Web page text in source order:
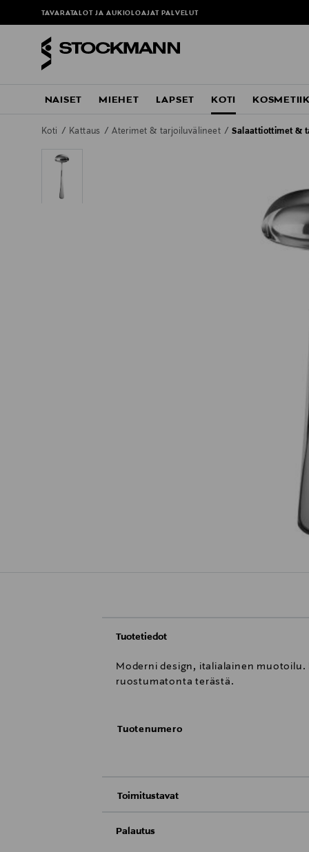
TAVARATALOT JA AUKIOLOAJAT PALVELUT
NAISET MIEHET LAPSET KOTI
Koti Kattaus Aterimet & tarjoiluvälineet Salaattiottimet &
Tuotetiedot
Moderni design, italialainen
ruostumatonta terästä.
Tuotenumero
Toimitustavat
Palautus